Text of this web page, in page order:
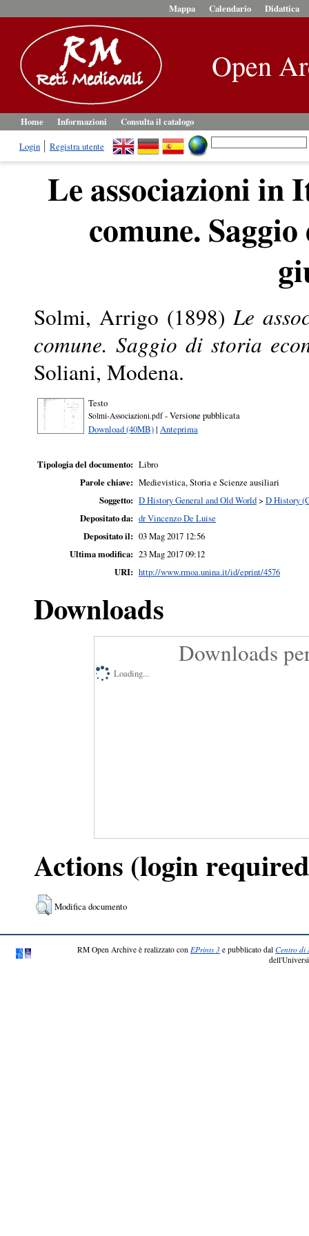
Mappa Calendario Didattica
Open
Home Informazioni
Consulta il catalogo
Login
Registra utente
Le associazioni in
comune.
Solmi, Arrigo (1898)Le
comune. Saggio di storia
Soliani, Modena.
Testo
Solmi-Associazioni.pdf- Versione pubblicata
Download (40MB)| Anteprima
Tipologia del documento: Libro
Parole chiave: Medievistica, Storia e Scienze ausiliari
Soggetto: D History General and Old World> D History
Depositato da: dr Vincenzo De Luise
Depositato il: 03 Mag 2017 12:56
Ultima modifica: 23 Mag 2017 09:12
URI: http://www.rmoa.unina.it/id/eprint/4576
Downloads
Downloads
Loading...
Actions (login
Modifica documento
RM Open Archive è realizzato con EPrints 3 e pubblicato dal Centro di